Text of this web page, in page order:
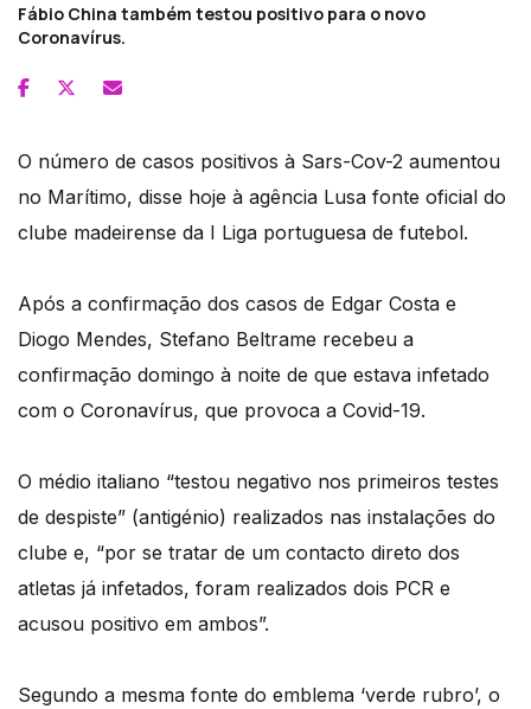
Fábio China também testou positivo para o novo
Coronavírus.
O número de casos positivos à Sars-Cov-2 aumentou
no Marítimo, disse hoje à agência Lusa fonte oficial do
clube madeirense da I Liga portuguesa de futebol.
Após a confirmação dos casos de Edgar Costa e
Diogo Mendes, Stefano Beltrame recebeu a
confirmação domingo à noite de que estava infetado
com o Coronavírus, que provoca a Covid-19.
O médio italiano “testou negativo nos primeiros testes
de despiste” (antigénio) realizados nas instalações do
clube e, “por se tratar de um contacto direto dos
atletas já infetados, foram realizados dois PCR e
acusou positivo em ambos”.
Segundo a mesma fonte do emblema ‘verde rubro’, o